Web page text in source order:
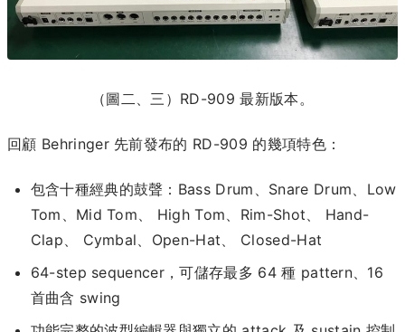
（圖二、三）RD-909 最新版本。
回顧 Behringer 先前發布的 RD-909 的幾項特色：
包含十種經典的鼓聲：Bass Drum、Snare Drum、Low
Tom、Mid Tom、 High Tom、Rim-Shot、 Hand-
Clap、 Cymbal、Open-Hat、 Closed-Hat
64-step sequencer，可儲存最多 64 種 pattern、16
首曲含 swing